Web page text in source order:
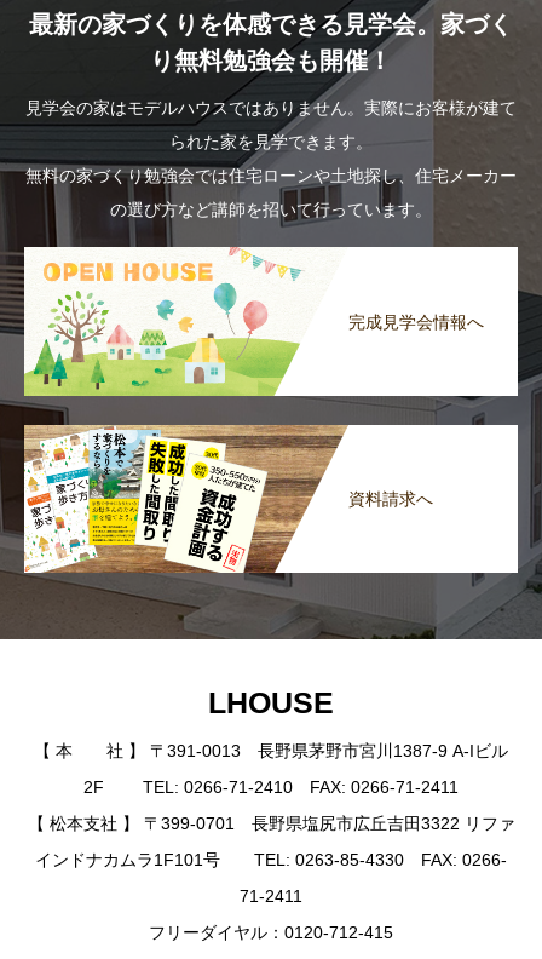
最新の家づくりを体感できる見学会。家づく
り無料勉強会も開催！
見学会の家はモデルハウスではありません。実際にお客様が建て
られた家を見学できます。
無料の家づくり勉強会では住宅ローンや土地探し、住宅メーカー
の選び方など講師を招いて行っています。
完成見学会情報へ
資料請求へ
LHOUSE
【 本 社 】 〒391-0013 長野県茅野市宮川1387-9 A-Iビル
2F TEL: 0266-71-2410 FAX: 0266-71-2411
【 松本支社 】 〒399-0701 長野県塩尻市広丘吉田3322 リファ
インドナカムラ1F101号 TEL: 0263-85-4330 FAX: 0266-
71-2411
フリーダイヤル：0120-712-415